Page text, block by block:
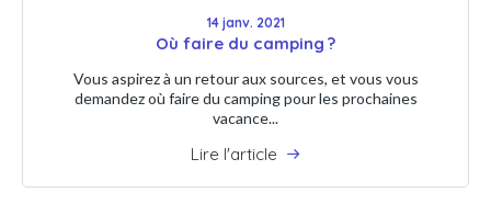
14 janv. 2021
Où faire du camping ?
Vous aspirez à un retour aux sources, et vous vous
demandez où faire du camping pour les prochaines
vacance...
Lire l'article